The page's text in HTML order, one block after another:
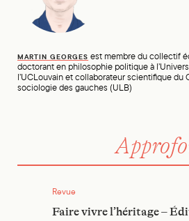
MARTIN GEORGES est membre du collectif
doctorant en philosophie politique à
l’UCLouvain et collaborateur scientifique du
sociologie des gauches (ULB)
Revue
Faire vivre l’héritage –